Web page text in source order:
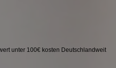
unter 100€ kosten Deutschlandweit